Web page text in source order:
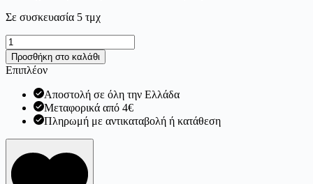
Σε συσκευασία 5 τμχ
Βελόνες
Singer
2020
Universal
100/16
ποσότητα
Προσθήκη στο καλάθι
Επιπλέον
Αποστολή σε όλη την Ελλάδα
Μεταφορικά από 4€
Πληρωμή με αντικαταβολή ή κατάθεση